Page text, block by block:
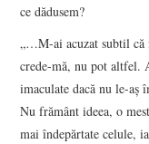
ce dădusem?
„…M-ai acuzat subtil că
crede-mă, nu pot altfel.
imaculate dacă nu le-aş
Nu frământ ideea, o
mai îndepărtate celule,